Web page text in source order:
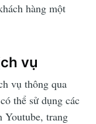
hàng một
vụ
vụ thông qua
thể sử dụng các
Youtube, trang